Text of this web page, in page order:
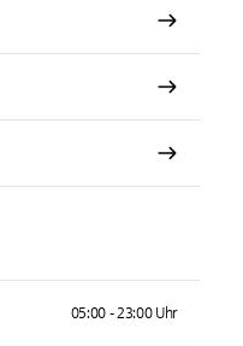
05:00 - 23:00 Uhr